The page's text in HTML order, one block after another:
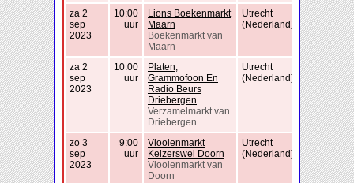
za 2
sep
2023
10:00
uur
Lions Boekenmarkt
Maarn
Boekenmarkt van
Maarn
Utrecht
(Nederland)
za 2
sep
2023
10:00
uur
Platen,
Grammofoon En
Radio Beurs
Driebergen
Verzamelmarkt van
Driebergen
Utrecht
(Nederland)
zo 3
sep
2023
9:00
uur
Vlooienmarkt
Keizerswei Doorn
Vlooienmarkt van
Doorn
Utrecht
(Nederland)